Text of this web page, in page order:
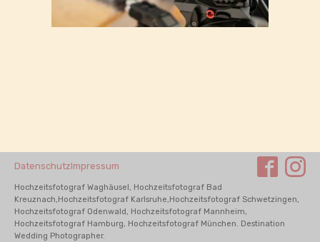
DatenschutzImpressum
Hochzeitsfotograf Waghäusel, Hochzeitsfotograf Bad
Kreuznach,Hochzeitsfotograf Karlsruhe,Hochzeitsfotograf Schwetzingen,
Hochzeitsfotograf Odenwald, Hochzeitsfotograf Mannheim,
Hochzeitsfotograf Hamburg, Hochzeitsfotograf München. Destination
Wedding Photographer.